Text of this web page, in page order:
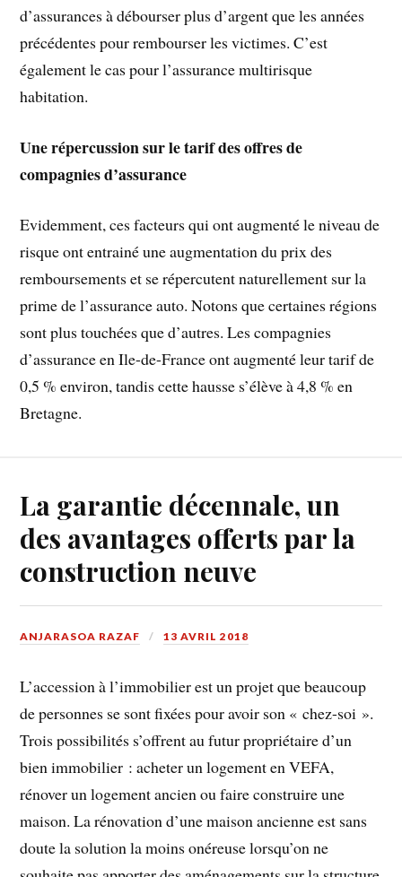
d’assurances à débourser plus d’argent que les années
précédentes pour rembourser les victimes. C’est
également le cas pour l’assurance multirisque
habitation.
Une répercussion sur le tarif des offres de
compagnies d’assurance
Evidemment, ces facteurs qui ont augmenté le niveau de
risque ont entrainé une augmentation du prix des
remboursements et se répercutent naturellement sur la
prime de l’assurance auto. Notons que certaines régions
sont plus touchées que d’autres. Les compagnies
d’assurance en Ile-de-France ont augmenté leur tarif de
0,5 % environ, tandis cette hausse s’élève à 4,8 % en
Bretagne.
La garantie décennale, un
des avantages offerts par la
construction neuve
ANJARASOA RAZAF 13 AVRIL 2018
L’accession à l’immobilier est un projet que beaucoup
de personnes se sont fixées pour avoir son « chez-soi ».
Trois possibilités s’offrent au futur propriétaire d’un
bien immobilier : acheter un logement en VEFA,
rénover un logement ancien ou faire construire une
maison. La rénovation d’une maison ancienne est sans
doute la solution la moins onéreuse lorsqu’on ne